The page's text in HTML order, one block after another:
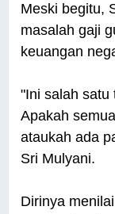
Meski begitu,
masalah gaji
keuangan
"Ini salah satu
Apakah
ataukah ada
Sri Mulyani.
Dirinya